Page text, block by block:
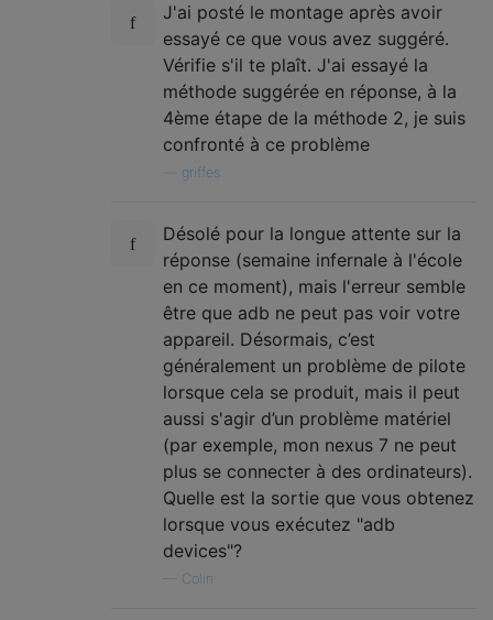
J'ai posté le montage après avoir
essayé ce que vous avez suggéré.
Vérifie s'il te plaît. J'ai essayé la
méthode suggérée en réponse, à la
4ème étape de la méthode 2, je suis
confronté à ce problème
griffes
Désolé pour la longue attente sur la
réponse (semaine infernale à l'école
en ce moment), mais l'erreur semble
être que adb ne peut pas voir votre
appareil. Désormais, c’est
généralement un problème de pilote
lorsque cela se produit, mais il peut
aussi s'agir d’un problème matériel
(par exemple, mon nexus 7 ne peut
plus se connecter à des ordinateurs).
Quelle est la sortie que vous obtenez
lorsque vous exécutez "adb
devices"?
Colin